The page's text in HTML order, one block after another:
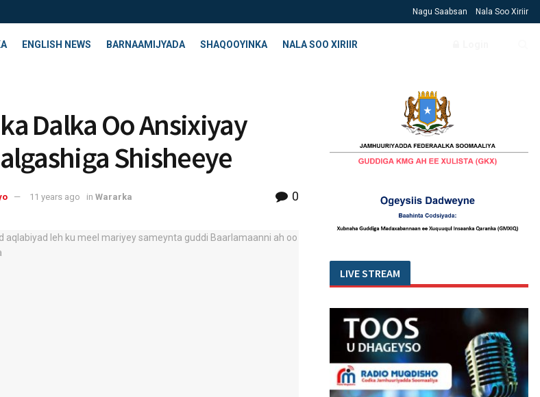
Nagu Saabsan Nala Soo Xiriir
ENGLISH NEWS BARNAAMIJYADA SHAQOOYINKA NALA SOO XIRIIR
Dalka Oo Ansixiyay
Shisheeye
11 years ago in Wararka 0
LIVE STREAM